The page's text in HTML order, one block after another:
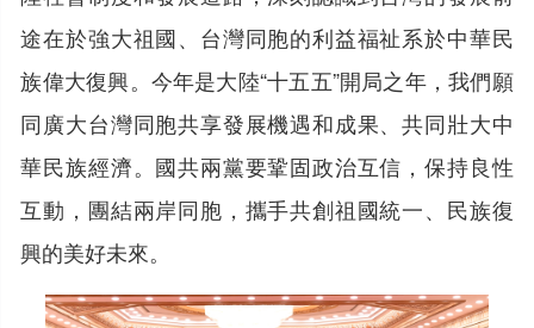
途在於強大祖國、台灣同胞的利益福祉系於中華民
族偉大復興。今年是大陸“十五五”開局之年，我們願
同廣大台灣同胞共享發展機遇和成果、共同壯大中
華民族經濟。國共兩黨要鞏固政治互信，保持良性
互動，團結兩岸同胞，攜手共創祖國統一、民族復
興的美好未來。